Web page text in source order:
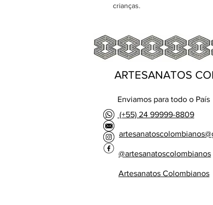
crianças.
ARTESANATOS
Enviamos para todo o País
(+55) 24 99999-8809
@artesanatoscolombianos
Artesanatos Colombianos